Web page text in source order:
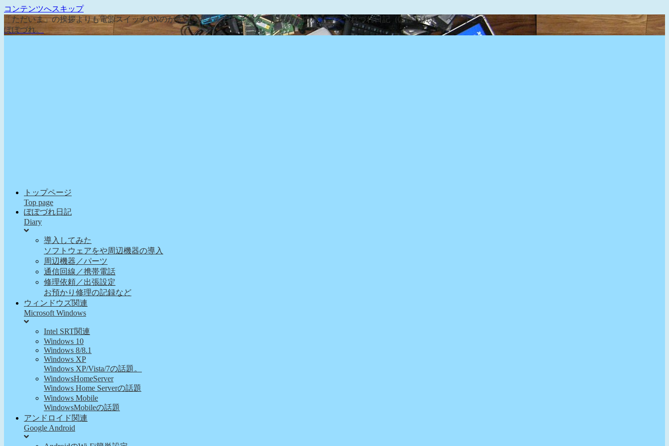
コンテンツへスキップ
「ただいま」の挨拶よりも電源スイッチONのが先な、そんな日常を綴る『ぽぽろんのパソコンつれづれ日記（ぽぽづれ）』へようこそ。
ぽぽづれ。
トップページ
Top page
ぽぽづれ日記
Diary
導入してみた
ソフトウェアをや周辺機器の導入
周辺機器／パーツ
通信回線／携帯電話
修理依頼／出張設定
お預かり修理の記録など
ウィンドウズ関連
Microsoft Windows
Intel SRT関連
Windows 10
Windows 8/8.1
Windows XP
Windows XP/Vista/7の話題。
WindowsHomeServer
Windows Home Serverの話題
Windows Mobile
WindowsMobileの話題
アンドロイド関連
Google Android